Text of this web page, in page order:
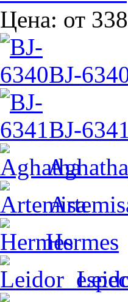
Цена: от
BJ-
BJ-6341
Aghatha
Hermes